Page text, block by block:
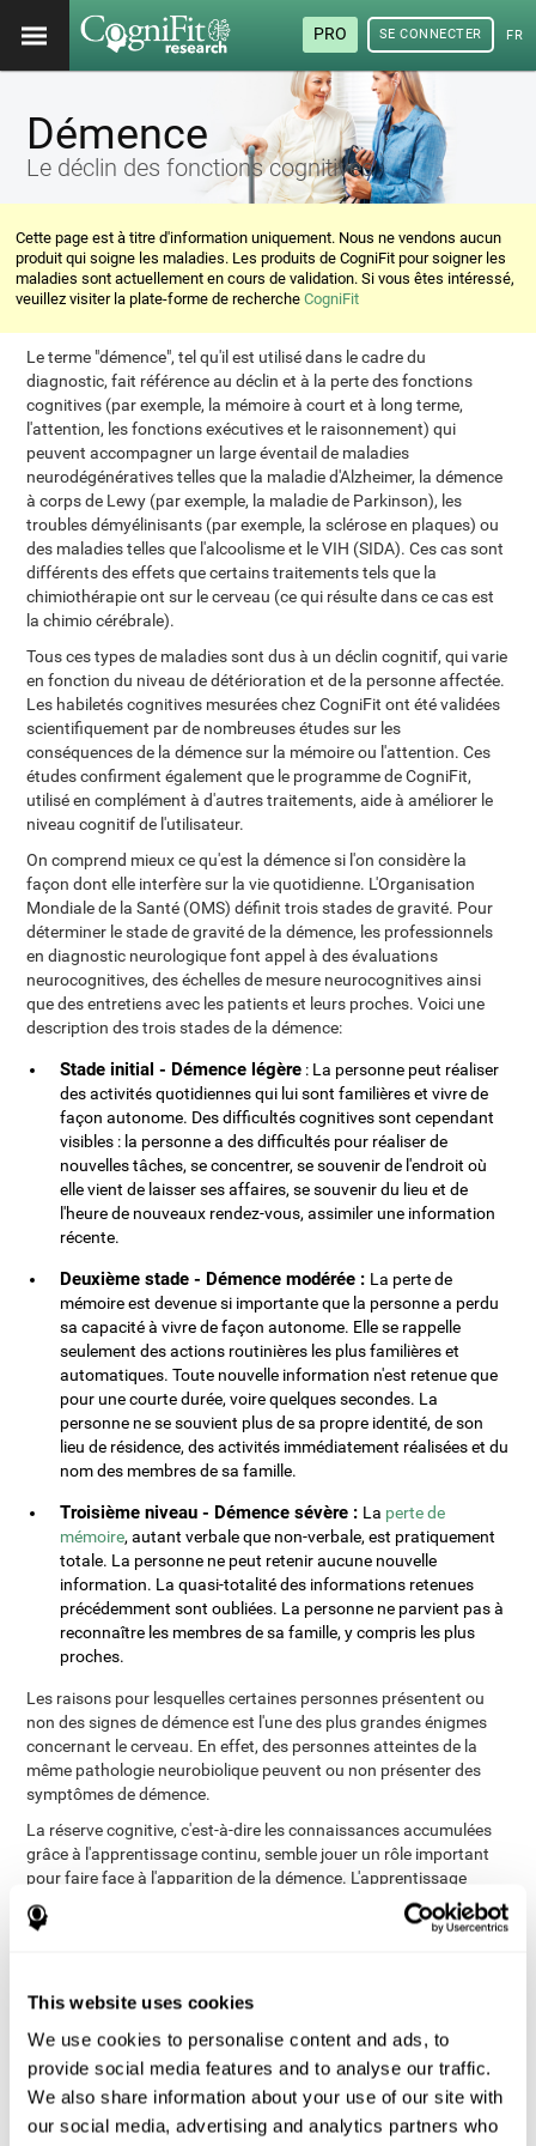
This website uses cookies
We use cookies to personalise content and ads, to
provide social media features and to analyse our traffic.
We also share information about your use of our site with
our social media, advertising and analytics partners who
PRO SE CONNECTER
Démence
Le déclin des fonctions cognitives
Cette page est à titre d'information uniquement. Nous ne vendons aucun
produit qui soigne les maladies. Les produits de CogniFit pour soigner les
maladies sont actuellement en cours de validation. Si vous êtes intéressé,
veuillez visiter la plate-forme de rechercheCogniFit
Le terme "démence", tel qu'il est utilisé dans le cadre du
diagnostic, fait référence au déclin et à la perte des fonctions
cognitives (par exemple, la mémoire à court et à long terme,
l'attention, les fonctions exécutives et le raisonnement) qui
peuvent accompagner un large éventail de maladies
neurodégénératives telles que la maladie d'Alzheimer, la démence
à corps de Lewy (par exemple, la maladie de Parkinson), les
troubles démyélinisants (par exemple, la sclérose en plaques) ou
des maladies telles que l'alcoolisme et le VIH (SIDA). Ces cas sont
différents des effets que certains traitements tels que la
chimiothérapie ont sur le cerveau (ce qui résulte dans ce cas est
la chimio cérébrale).
Tous ces types de maladies sont dus à un déclin cognitif, qui varie
en fonction du niveau de détérioration et de la personne affectée.
Les habiletés cognitives mesurées chez CogniFit ont été validées
scientifiquement par de nombreuses études sur les
conséquences de la démence sur la mémoire ou l'attention. Ces
études confirment également que le programme de CogniFit,
utilisé en complément à d'autres traitements, aide à améliorer le
niveau cognitif de l'utilisateur.
On comprend mieux ce qu'est la démence si l'on considère la
façon dont elle interfère sur la vie quotidienne. L'Organisation
Mondiale de la Santé (OMS) définit trois stades de gravité. Pour
déterminer le stade de gravité de la démence, les professionnels
en diagnostic neurologique font appel à des évaluations
neurocognitives, des échelles de mesure neurocognitives ainsi
que des entretiens avec les patients et leurs proches. Voici une
description des trois stades de la démence:
Stade initial - Démence légère : La personne peut réaliser
des activités quotidiennes qui lui sont familières et vivre de
façon autonome. Des difficultés cognitives sont cependant
visibles : la personne a des difficultés pour réaliser de
nouvelles tâches, se concentrer, se souvenir de l'endroit où
elle vient de laisser ses affaires, se souvenir du lieu et de
l'heure de nouveaux rendez-vous, assimiler une information
récente.
Deuxième stade - Démence modérée : La perte de
mémoire est devenue si importante que la personne a perdu
sa capacité à vivre de façon autonome. Elle se rappelle
seulement des actions routinières les plus familières et
automatiques. Toute nouvelle information n'est retenue que
pour une courte durée, voire quelques secondes. La
personne ne se souvient plus de sa propre identité, de son
lieu de résidence, des activités immédiatement réalisées et du
nom des membres de sa famille.
Troisième niveau - Démence sévère : La perte de
mémoire, autant verbale que non-verbale, est pratiquement
totale. La personne ne peut retenir aucune nouvelle
information. La quasi-totalité des informations retenues
précédemment sont oubliées. La personne ne parvient pas à
reconnaître les membres de sa famille, y compris les plus
proches.
Les raisons pour lesquelles certaines personnes présentent ou
non des signes de démence est l'une des plus grandes énigmes
concernant le cerveau. En effet, des personnes atteintes de la
même pathologie neurobiolique peuvent ou non présenter des
symptômes de démence.
La réserve cognitive, c'est-à-dire les connaissances accumulées
grâce à l'apprentissage continu, semble jouer un rôle important
pour faire face à l'apparition de la démence. L'apprentissage
continu apprend au cerveau à modifier son activité neuronale
pour relever le défi de la nouvelle situation. Par conséquent,
l'entraînement de fonctions cognitives inexploitées, par exemple
capacité d'adaptation dont il a besoin pour repenser et réadapter
les circuits neuronaux face aux défis posés par la démence.